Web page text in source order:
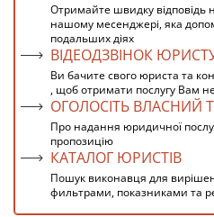
Отримайте швидку
нашому месенджері, яка
подальших діях
ВІДЕОДЗВІНОК
Ви бачите свого юриста та
, щоб отримати послугу Вам
ОГОЛОСІТЬ ВЛАСНИЙ
Про надання юридичної
пропозицію
КАТАЛОГ ЮРИСТІВ
Пошук виконавця для
фильтрами, показниками та